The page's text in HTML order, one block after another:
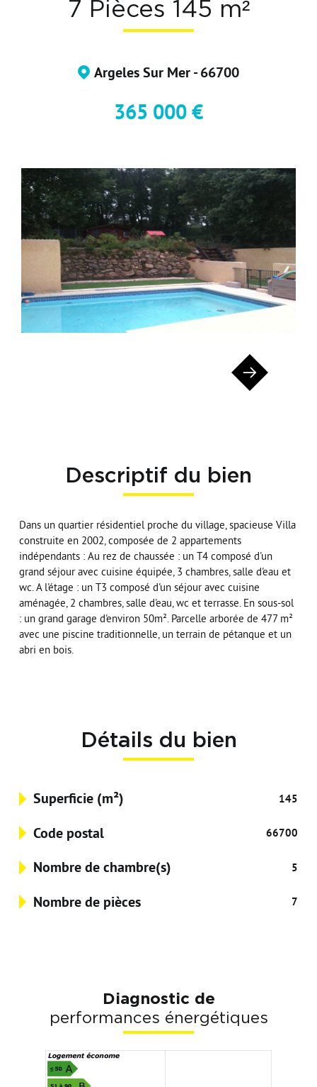
Devenir Adhérent
7 Pièces 145 m²
Argeles Sur Mer - 66700
365 000 €
Descriptif du bien
Dans un quartier résidentiel proche du village, spacieuse Villa
construite en 2002, composée de 2 appartements
indépendants : Au rez de chaussée : un T4 composé d'un
grand séjour avec cuisine équipée, 3 chambres, salle d'eau et
wc. A l'étage : un T3 composé d'un séjour avec cuisine
aménagée, 2 chambres, salle d'eau, wc et terrasse. En sous-sol
: un grand garage d'environ 50m². Parcelle arborée de 477 m²
avec une piscine traditionnelle, un terrain de pétanque et un
abri en bois.
Détails du bien
Superficie (m²) 145
Code postal 66700
Nombre de chambre(s) 5
Nombre de pièces 7
Diagnostic de
performances énergétiques